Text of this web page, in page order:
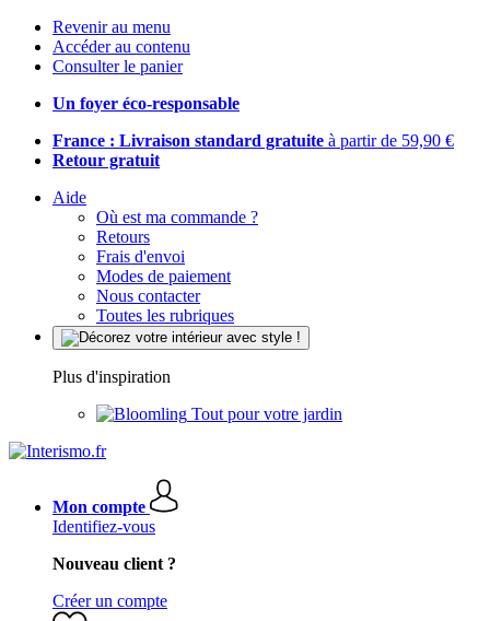
Revenir au menu
Accéder au contenu
Consulter le panier
Un foyer éco-responsable
France : Livraison standard gratuite à partir de 59,90 €
Retour gratuit
Aide
Où est ma commande ?
Retours
Frais d'envoi
Modes de paiement
Nous contacter
Toutes les rubriques
Plus d'inspiration
Tout pour votre jardin
Mon compte
Identifiez-vous
Nouveau client ?
Créer un compte